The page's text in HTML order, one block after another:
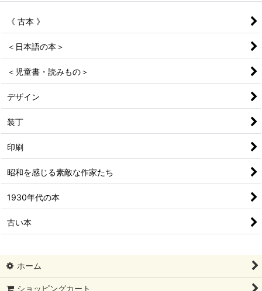
《 古本 》
＜日本語の本＞
＜児童書・読みもの＞
デザイン
装丁
印刷
昭和を感じる素敵な作家たち
1930年代の本
古い本
ホーム
ショッピングカート